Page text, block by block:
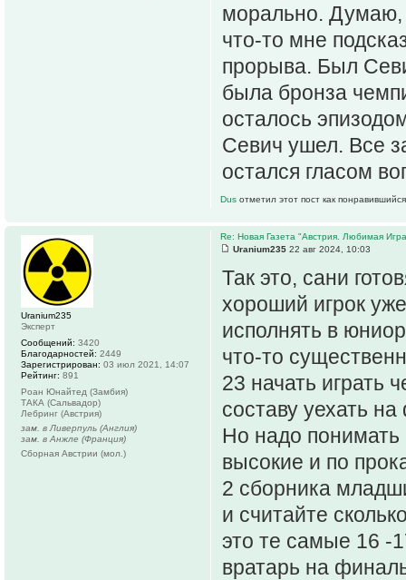
морально. Думаю,
что-то мне
прорыва. Был
была бронза
осталось
Севич ушел. Все
остался гласом
Dus отметил этот пост как
Re: Новая Газета "Австрия. Любимая
Uranium235 22 авг 2024, 10:03
Так это, сани
хороший игрок
исполнять в
что-то
23 начать играть
составу уехать
Но надо понимать
высокие и по
2 сборника
и считайте
это те самые 16 -
вратарь на
Uranium235
Эксперт
Сообщений: 3420
Благодарностей: 2449
Зарегистрирован: 03 июл 2021, 14:07
Рейтинг: 891
Роан Юнайтед (Замбия)
ТАКА (Сальвадор)
Лебринг (Австрия)
зам. в Ливерпуль (Англия)
зам. в Анжле (Франция)
Сборная Австрии (мол.)